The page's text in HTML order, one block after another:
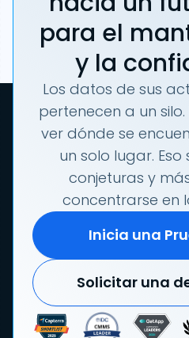
para el
y la
Los datos de sus
pertenecen a un
ver dónde se
un solo lugar.
conjeturas y
concentrarse en
Inicia una
Solicitar una